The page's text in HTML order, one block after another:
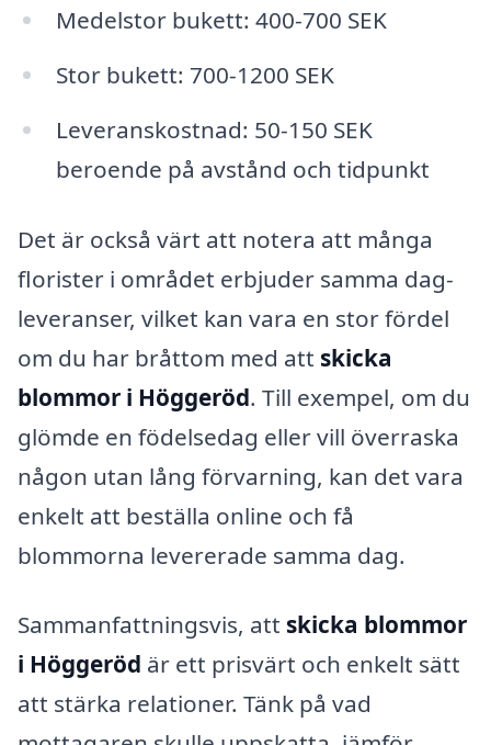
Medelstor bukett: 400-700 SEK
Stor bukett: 700-1200 SEK
Leveranskostnad: 50-150 SEK
beroende på avstånd och tidpunkt
Det är också värt att notera att många
florister i området erbjuder samma dag-
leveranser, vilket kan vara en stor fördel
om du har bråttom med att skicka
blommor i Höggeröd. Till exempel, om du
glömde en födelsedag eller vill överraska
någon utan lång förvarning, kan det vara
enkelt att beställa online och få
blommorna levererade samma dag.
Sammanfattningsvis, att skicka blommor
i Höggeröd är ett prisvärt och enkelt sätt
att stärka relationer. Tänk på vad